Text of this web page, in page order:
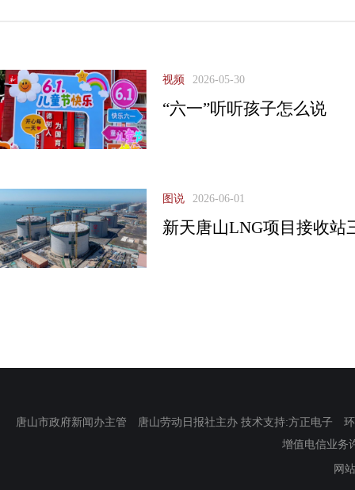
视频 2026-05-30
“六一”听听孩子怎么说
图说 2026-06-01
新天唐山LNG项目接收站
唐山市政府新闻办主管 唐山劳动日报社主办 技术支持:方正电子
增值电信业务
网